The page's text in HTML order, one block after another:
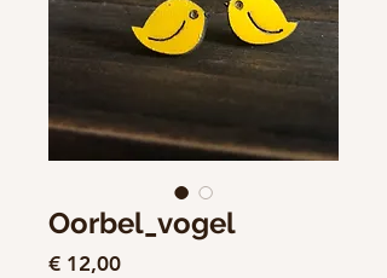
Oorbel_vogel
€ 12,00Prijs